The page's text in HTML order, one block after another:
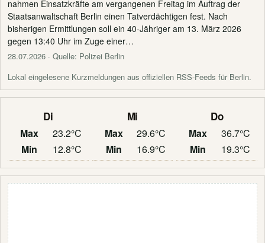
nahmen Einsatzkräfte am vergangenen Freitag im Auftrag der
Staatsanwaltschaft Berlin einen Tatverdächtigen fest. Nach
bisherigen Ermittlungen soll ein 40-Jähriger am 13. März 2026
gegen 13:40 Uhr im Zuge einer…
28.07.2026 · Quelle: Polizei Berlin
Lokal eingelesene Kurzmeldungen aus offiziellen RSS-Feeds für Berlin.
Di
Max
23.2°C
Min
12.8°C
Mi
Max
29.6°C
Min
16.9°C
Do
Max
36.7°C
Min
19.3°C